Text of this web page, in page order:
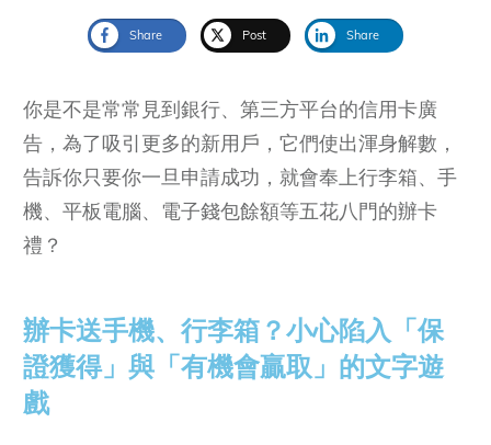
Share Post Share
你是不是常常見到銀行、第三方平台的信用卡廣
告，為了吸引更多的新用戶，它們使出渾身解數，
告訴你只要你一旦申請成功，就會奉上行李箱、手
機、平板電腦、電子錢包餘額等五花八門的辦卡
禮？
辦卡送手機、行李箱？小心陷入「保
證獲得」與「有機會贏取」的文字遊
戲